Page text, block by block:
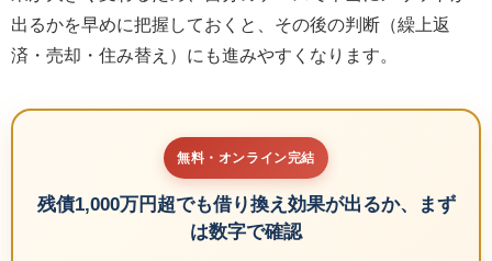
出るかを早めに把握しておくと、その後の判断（繰上返
済・売却・住み替え）にも進みやすくなります。
無料・オンライン完結
残債1,000万円超でも借り換え効果が出るか、まず
は数字で確認